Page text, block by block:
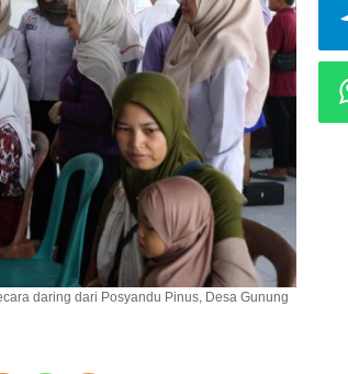
daring dari Posyandu Pinus, Desa Gunung